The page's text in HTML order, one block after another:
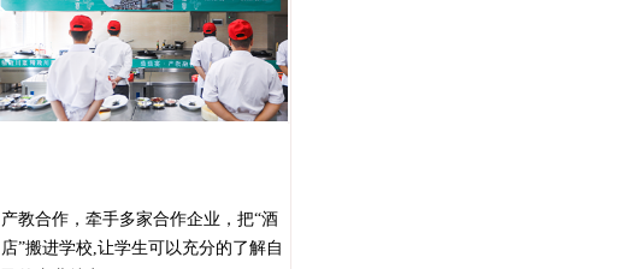
产教合作，牵手多家合作企业，把“酒
店”搬进学校,让学生可以充分的了解自